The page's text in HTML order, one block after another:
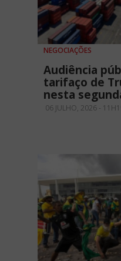
NEGOCIAÇÕES
Audiência
tarifaço de
nesta
06 JULHO, 2026 -